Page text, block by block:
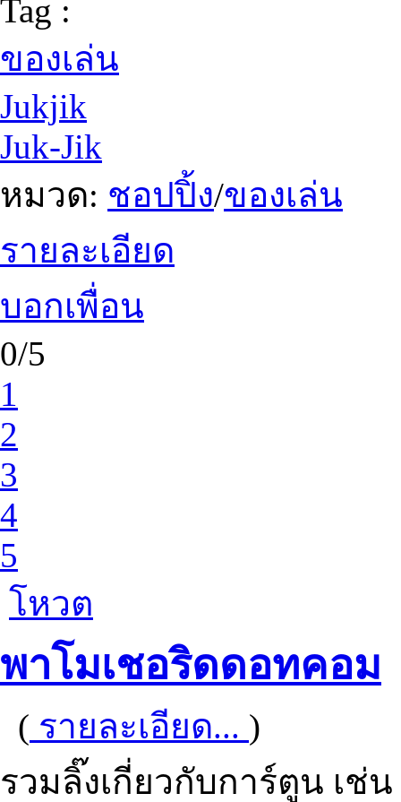
Tag :
ของเล่น
Jukjik
Juk-Jik
หมวด: ชอปปิ้ง/ของเล่น
รายละเอียด
บอกเพื่อน
0/5
1
2
3
4
5
โหวต
พาโมเชอริดดอทคอม
( รายละเอียด... )
รวมลิ๊งเกี่ยวกับการ์ตูน เช่